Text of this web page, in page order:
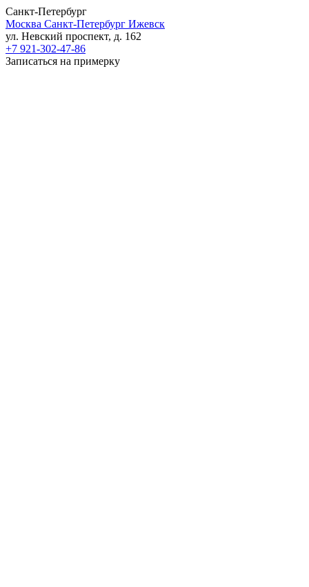
Санкт-Петербург
Москва Санкт-Петербург Ижевск
ул. Невский проспект, д. 162
+7 921-302-47-86
Записаться на примерку